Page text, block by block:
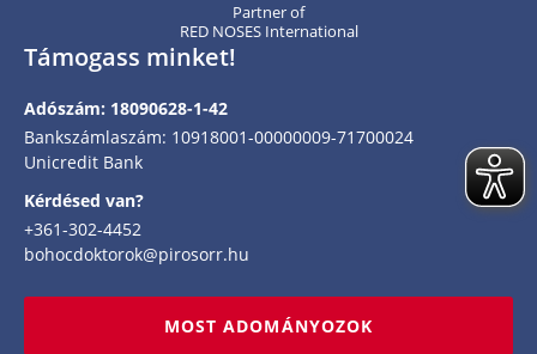
Partner of
RED NOSES International
Támogass minket!
Adószám: 18090628-1-42
Bankszámlaszám: 10918001-00000009-71700024
Unicredit Bank
Kérdésed van?
+361-302-4452
bohocdoktorok@pirosorr.hu
MOST ADOMÁNYOZOK